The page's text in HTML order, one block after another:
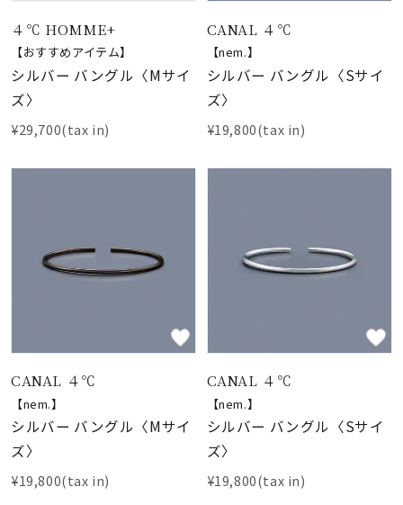
４℃ HOMME+
【おすすめアイテム】
シルバー バングル〈Mサイ
ズ〉
¥29,700(tax in)
CANAL ４℃
【nem.】
シルバー バングル〈Sサイ
ズ〉
¥19,800(tax in)
CANAL ４℃
【nem.】
シルバー バングル〈Mサイ
ズ〉
¥19,800(tax in)
CANAL ４℃
【nem.】
シルバー バングル〈Sサイ
ズ〉
¥19,800(tax in)